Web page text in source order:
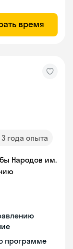
время
3 года опыта
Народов им.
программе